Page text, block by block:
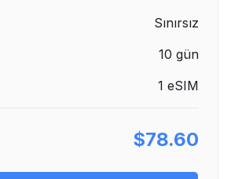
Sınırsız
10 gün
1 eSIM
$78.60